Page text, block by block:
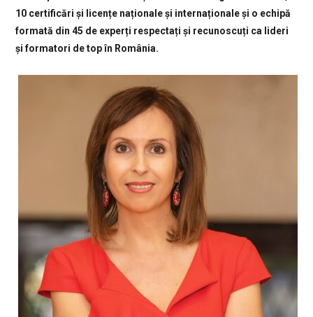
10 certificări și licențe naționale și internaționale și o echipă
formată din 45 de experți respectați și recunoscuți ca lideri
și formatori de top în România.